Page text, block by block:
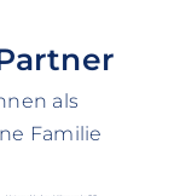
als
Familie